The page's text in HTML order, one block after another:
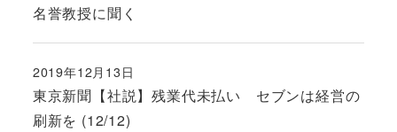
名誉教授に聞く
東京新聞【社説】残業代未払い セブンは経営の
刷新を (12/12)
投稿日
2019年12月13日